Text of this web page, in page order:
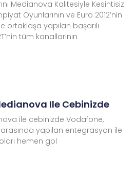
Medianova Kalitesiyle Kesintisiz
Oyunlarının ve Euro 2012’nin
ortaklaşa yapılan başarılı
tüm kanallarının
Ile Cebinizde
ile cebinizde Vodafone,
yapılan entegrasyon ile
hemen gol